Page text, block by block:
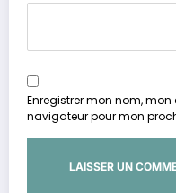
Enregistrer mon nom,
navigateur pour mon